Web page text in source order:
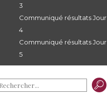
3
Communiqué résultats Jour
4
Communiqué résultats Jour
5